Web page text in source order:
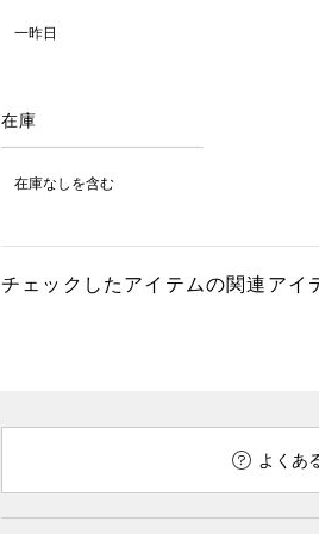
一昨日
在庫
在庫なしを含む
チェックしたアイテムの関連アイ
よくあ